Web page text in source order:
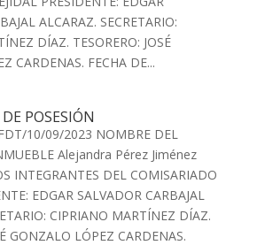
ALCARAZ. SECRETARIO:
DÍAZ. TESORERO: JOSÉ
CARDENAS. FECHA DE...
POSESIÓN
10/09/2023 NOMBRE DEL
Alejandra Pérez Jiménez
INTEGRANTES DEL COMISARIADO
EDGAR SALVADOR CARBAJAL
CIPRIANO MARTÍNEZ DÍAZ.
GONZALO LÓPEZ CARDENAS.